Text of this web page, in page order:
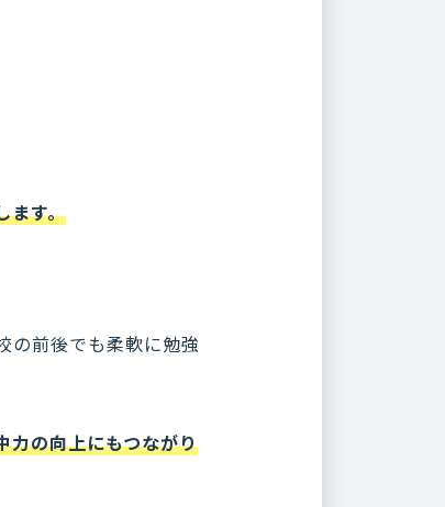
ます。
の前後でも柔軟に勉強
力の向上にもつながり